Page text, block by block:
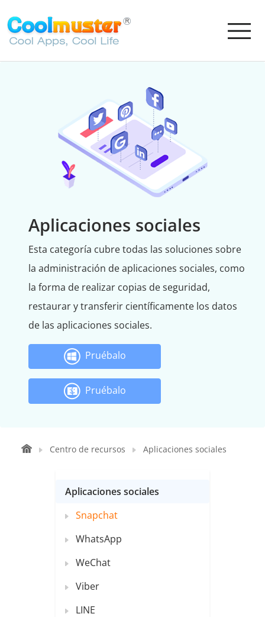
Aplicaciones sociales
Esta categoría cubre todas las soluciones sobre
la administración de aplicaciones sociales, como
la forma de realizar copias de seguridad,
restaurar y transferir científicamente los datos
de las aplicaciones sociales.
Pruébalo
Pruébalo
Centro de recursos Aplicaciones sociales
Aplicaciones sociales
Snapchat
WhatsApp
WeChat
Viber
LINE